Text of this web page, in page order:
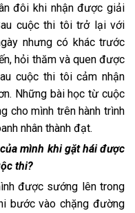
đôi khi nhận được giải
cuộc thi tôi trở lại với
nhưng có khác trước
hỏi thăm và quen được
cuộc thi tôi cảm nhận
Những bài học từ cuộc
cho mình trên hành trình
nhân thành đạt.
mình khi gặt hái được
thi?
được sướng lên trong
bước vào chặng đường